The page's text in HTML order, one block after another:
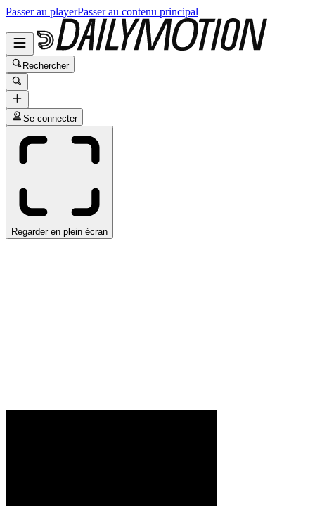
Passer au playerPasser au contenu principal
Rechercher
Se connecter
Regarder en plein écran